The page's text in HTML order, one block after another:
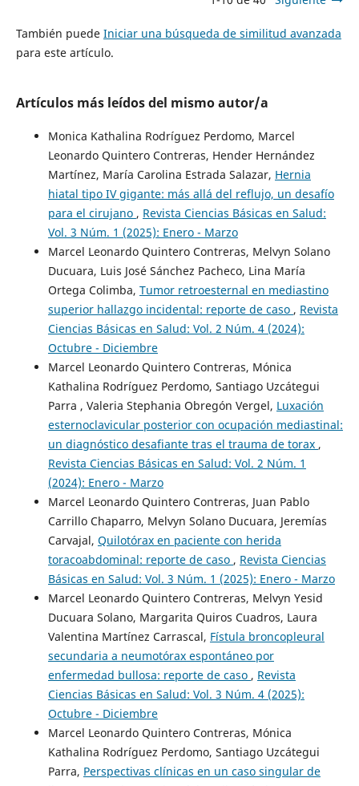
También puede Iniciar una búsqueda de similitud avanzada
para este artículo.
Artículos más leídos del mismo autor/a
Monica Kathalina Rodríguez Perdomo, Marcel
Leonardo Quintero Contreras, Hender Hernández
Martínez, María Carolina Estrada Salazar, Hernia
hiatal tipo IV gigante: más allá del reflujo, un desafío
para el cirujano , Revista Ciencias Básicas en Salud:
Vol. 3 Núm. 1 (2025): Enero - Marzo
Marcel Leonardo Quintero Contreras, Melvyn Solano
Ducuara, Luis José Sánchez Pacheco, Lina María
Ortega Colimba, Tumor retroesternal en mediastino
superior hallazgo incidental: reporte de caso , Revista
Ciencias Básicas en Salud: Vol. 2 Núm. 4 (2024):
Octubre - Diciembre
Marcel Leonardo Quintero Contreras, Mónica
Kathalina Rodríguez Perdomo, Santiago Uzcátegui
Parra , Valeria Stephania Obregón Vergel, Luxación
esternoclavicular posterior con ocupación mediastinal:
un diagnóstico desafiante tras el trauma de torax ,
Revista Ciencias Básicas en Salud: Vol. 2 Núm. 1
(2024): Enero - Marzo
Marcel Leonardo Quintero Contreras, Juan Pablo
Carrillo Chaparro, Melvyn Solano Ducuara, Jeremías
Carvajal, Quilotórax en paciente con herida
toracoabdominal: reporte de caso , Revista Ciencias
Básicas en Salud: Vol. 3 Núm. 1 (2025): Enero - Marzo
Marcel Leonardo Quintero Contreras, Melvyn Yesid
Ducuara Solano, Margarita Quiros Cuadros, Laura
Valentina Martínez Carrascal, Fístula broncopleural
secundaria a neumotórax espontáneo por
enfermedad bullosa: reporte de caso , Revista
Ciencias Básicas en Salud: Vol. 3 Núm. 4 (2025):
Octubre - Diciembre
Marcel Leonardo Quintero Contreras, Mónica
Kathalina Rodríguez Perdomo, Santiago Uzcátegui
Parra, Perspectivas clínicas en un caso singular de